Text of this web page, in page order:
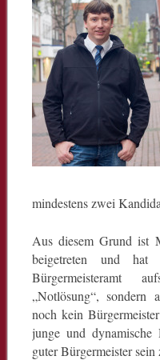
mindestens zwei
Aus diesem Grund ist
beigetreten und
Bürgermeisteramt
„Notlösung“, sondern
noch kein
junge und
guter Bürgermeister sein